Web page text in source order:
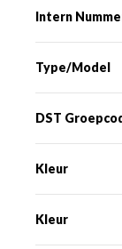
Intern
Type/Model
DST
Kleur
Kleur